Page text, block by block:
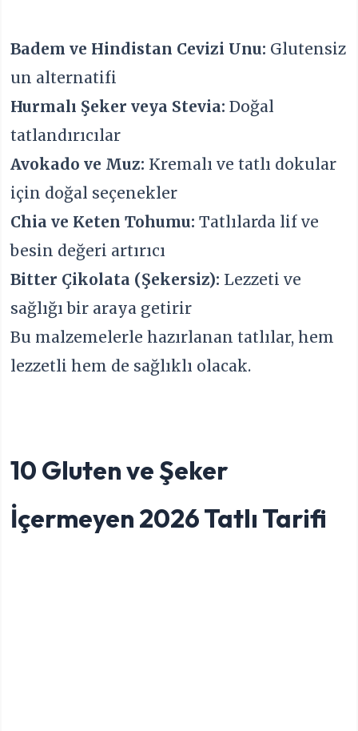
Badem ve Hindistan Cevizi Unu: Glutensiz
un alternatifi
Hurmalı Şeker veya Stevia: Doğal
tatlandırıcılar
Avokado ve Muz: Kremalı ve tatlı dokular
için doğal seçenekler
Chia ve Keten Tohumu: Tatlılarda lif ve
besin değeri artırıcı
Bitter Çikolata (Şekersiz): Lezzeti ve
sağlığı bir araya getirir
Bu malzemelerle hazırlanan tatlılar, hem
lezzetli hem de sağlıklı olacak.
10 Gluten ve Şeker
İçermeyen 2026 Tatlı Tarifi